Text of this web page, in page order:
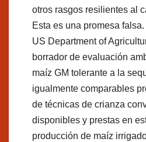
otros rasgos resilientes al
Esta es una promesa
US Department of
borrador de evaluación
maíz GM tolerante a la
igualmente comparables
de técnicas de crianza
disponibles y prestas en
producción de maíz